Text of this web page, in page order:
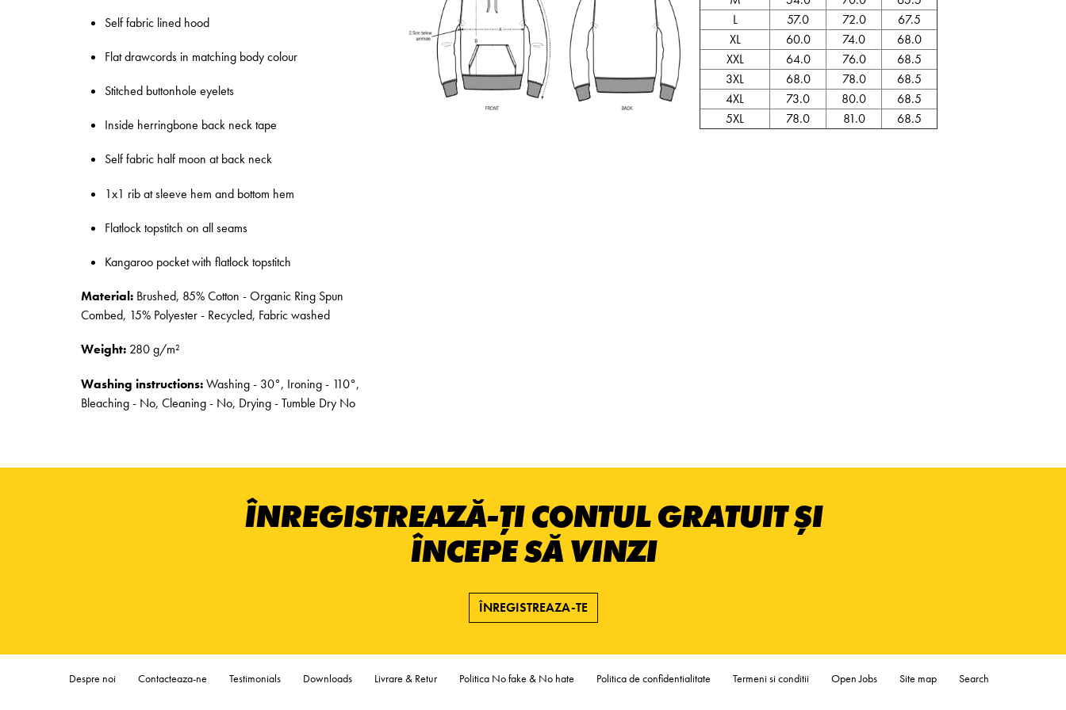
Self fabric lined hood
Flat drawcords in matching body colour
Stitched buttonhole eyelets
Inside herringbone back neck tape
Self fabric half moon at back neck
1x1 rib at sleeve hem and bottom hem
Flatlock topstitch on all seams
Kangaroo pocket with flatlock topstitch
Material: Brushed, 85% Cotton - Organic Ring Spun
Combed, 15% Polyester - Recycled, Fabric washed
Weight: 280 g/m²
Washing instructions:Washing - 30°, Ironing - 110°,
Bleaching - No, Cleaning - No, Drying - Tumble Dry No
L
57.0 72.0
67.5
XL
60.0 74.0
68.0
XXL
64.0 76.0
68.5
3XL
68.0 78.0
68.5
4XL
73.0 80.0
68.5
5XL
78.0 81.0 68.5
ÎNREGISTREAZĂ-ȚI CONTUL GRATUIT ȘI
ÎNCEPE SĂ VINZI
ÎNREGISTREAZA-TE
Despre noi Contacteaza-ne Testimonials Downloads Livrare & Retur Politica No fake & No hate Politica de confidentialitate Termeni si conditii Open Jobs Site map Search